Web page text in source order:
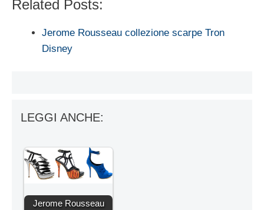
Related Posts:
Jerome Rousseau collezione scarpe Tron
Disney
LEGGI ANCHE:
Jerome Rousseau